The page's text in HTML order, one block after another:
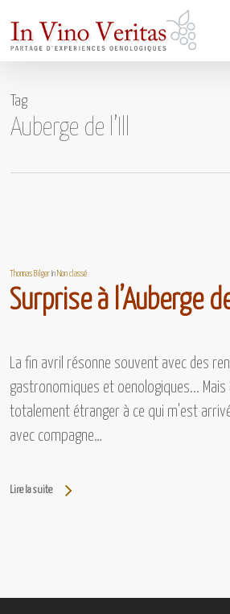
main
Tag
Auberge de l’Ill
Thomas Bilger InNon classé
Surprise à l’Auberge
La fin avril résonne souvent avec des
gastronomiques et oenologiques... Mais
totalement étranger à ce qui m'est
avec compagne…
Lire la suite